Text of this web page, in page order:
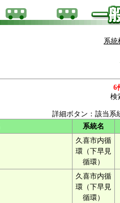
系統
6
検
詳細ボタン：該当系
系統名
久喜市内循
環（下早見
循環）
久喜市内循
環（下早見
循環）